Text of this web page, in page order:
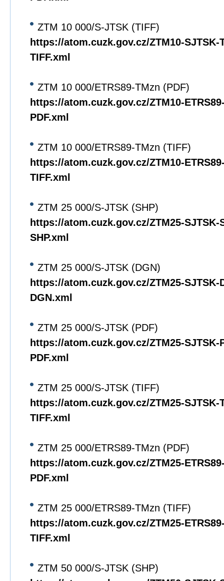
ZTM 10 000/S-JTSK (TIFF)
https://atom.cuzk.gov.cz/ZTM10-SJTSK-
TIFF.xml
ZTM 10 000/ETRS89-TMzn (PDF)
https://atom.cuzk.gov.cz/ZTM10-
PDF.xml
ZTM 10 000/ETRS89-TMzn (TIFF)
https://atom.cuzk.gov.cz/ZTM10-
TIFF.xml
ZTM 25 000/S-JTSK (SHP)
https://atom.cuzk.gov.cz/ZTM25-SJTSK-
SHP.xml
ZTM 25 000/S-JTSK (DGN)
https://atom.cuzk.gov.cz/ZTM25-SJTSK-
DGN.xml
ZTM 25 000/S-JTSK (PDF)
https://atom.cuzk.gov.cz/ZTM25-SJTSK-
PDF.xml
ZTM 25 000/S-JTSK (TIFF)
https://atom.cuzk.gov.cz/ZTM25-SJTSK-
TIFF.xml
ZTM 25 000/ETRS89-TMzn (PDF)
https://atom.cuzk.gov.cz/ZTM25-
PDF.xml
ZTM 25 000/ETRS89-TMzn (TIFF)
https://atom.cuzk.gov.cz/ZTM25-
TIFF.xml
ZTM 50 000/S-JTSK (SHP)